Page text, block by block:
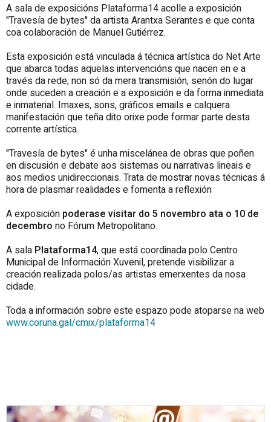
A sala de exposicións Plataforma14 acolle a exposición
"Travesía de bytes" da artista Arantxa Serantes e que conta
coa colaboración de Manuel Gutiérrez.
Esta exposición está vinculada á técnica artística do Net Arte
que abarca todas aquelas intervencións que nacen en e a
través da rede; non só da mera transmisión, senón do lugar
onde suceden a creación e a exposición e da forma inmediata
e inmaterial. Imaxes, sons, gráficos emails e calquera
manifestación que teña dito orixe pode formar parte desta
corrente artística.
"Travesía de bytes" é unha miscelánea de obras que poñen
en discusión e debate aos sistemas ou narrativas lineais e
aos medios unidireccionais. Trata de mostrar novas técnicas á
hora de plasmar realidades e fomenta a reflexión
A exposición poderase visitar do 5 novembro ata o 10 de
decembro no Fórum Metropolitano.
A sala Plataforma14, que está coordinada polo Centro
Municipal de Información Xuvenil, pretende visibilizar a
creación realizada polos/as artistas emerxentes da nosa
cidade.
Toda a información sobre este espazo pode atoparse na web
www.coruna.gal/cmix/plataforma14